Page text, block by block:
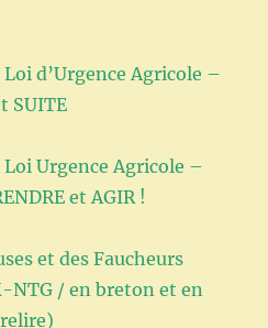
d’Urgence Agricole –
SUITE
Urgence Agricole –
et AGIR !
et des Faucheurs
NTG / en breton et en